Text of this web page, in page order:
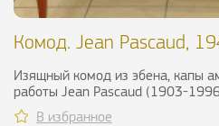
Комод. Jean Pascaud,
Изящный комод из эбена, капы
работы Jean Pascaud (1903-
В избранное